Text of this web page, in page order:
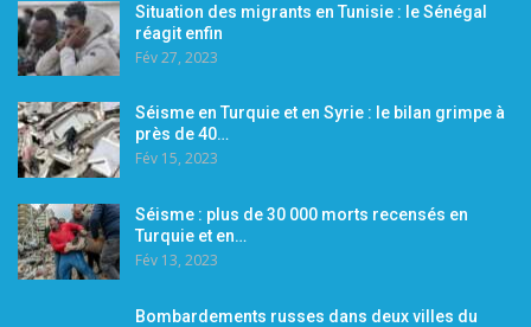
Situation des migrants en Tunisie : le Sénégal
réagit enfin
Fév 27, 2023
Séisme en Turquie et en Syrie : le bilan grimpe à
près de 40…
Fév 15, 2023
Séisme : plus de 30 000 morts recensés en
Turquie et en…
Fév 13, 2023
Bombardements russes dans deux villes du